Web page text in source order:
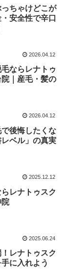
ちゃけどこが
安全性で辛口
2026.04.12
ならレナトゥ
｜産毛・髪の
2026.04.12
で後悔したくな
ベル」の真実
2025.12.12
レナトゥスク
院
2025.06.24
レナトゥスク
に入れよう